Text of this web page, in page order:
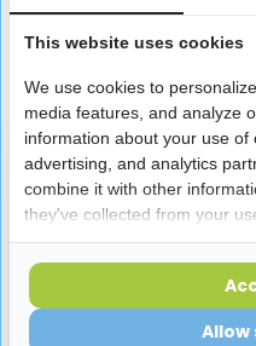
Speciaal
Vitis Gezond
Tandpasta | 75 ml
This website uses cookies
We use cookies to
media features, and analyze
information about your use
advertising, and analytics
combine it with other
they've collected from your